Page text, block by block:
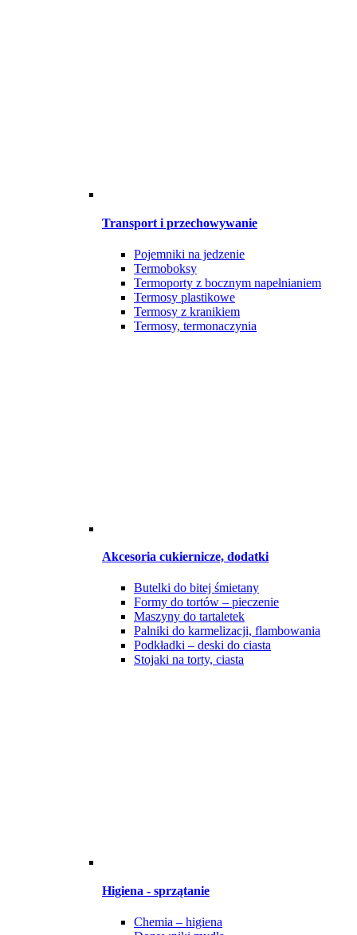
Transport i przechowywanie
Pojemniki na jedzenie
Termoboksy
Termoporty z bocznym napełnianiem
Termosy plastikowe
Termosy z kranikiem
Termosy, termonaczynia
Akcesoria cukiernicze, dodatki
Butelki do bitej śmietany
Formy do tortów – pieczenie
Maszyny do tartaletek
Palniki do karmelizacji, flambowania
Podkładki – deski do ciasta
Stojaki na torty, ciasta
Higiena - sprzątanie
Chemia – higiena